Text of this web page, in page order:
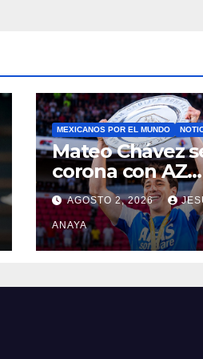
MEXICANOS POR EL MUNDO
Mateo Chávez
corona con AZ
Alkmaar en la
Supercopa de
Países Bajos
AGOSTO 2, 2026
ANAYA